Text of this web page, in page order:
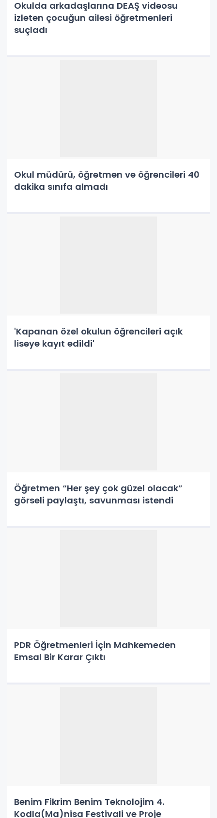
Okulda arkadaşlarına DEAŞ videosu
izleten çocuğun ailesi öğretmenleri
suçladı
Okul müdürü, öğretmen ve öğrencileri 40
dakika sınıfa almadı
'Kapanan özel okulun öğrencileri açık
liseye kayıt edildi'
Öğretmen “Her şey çok güzel olacak”
görseli paylaştı, savunması istendi
PDR Öğretmenleri İçin Mahkemeden
Emsal Bir Karar Çıktı
Benim Fikrim Benim Teknolojim 4.
Kodla(Ma)nisa Festivali ve Proje